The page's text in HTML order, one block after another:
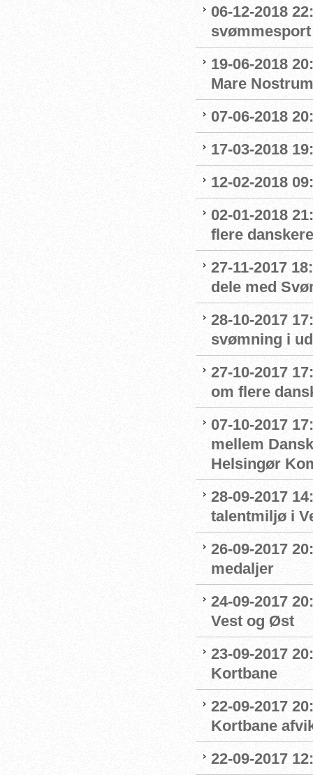
06-12-2018
svømmesport
19-06-2018
Mare Nostrum
07-06-2018
17-03-2018
12-02-2018
02-01-2018
flere
27-11-2017
dele med
28-10-2017
svømning i
27-10-2017
om flere
07-10-2017
mellem
Helsingør
28-09-2017
talentmiljø i
26-09-2017
medaljer
24-09-2017
Vest og Øst
23-09-2017
Kortbane
22-09-2017
Kortbane
22-09-2017